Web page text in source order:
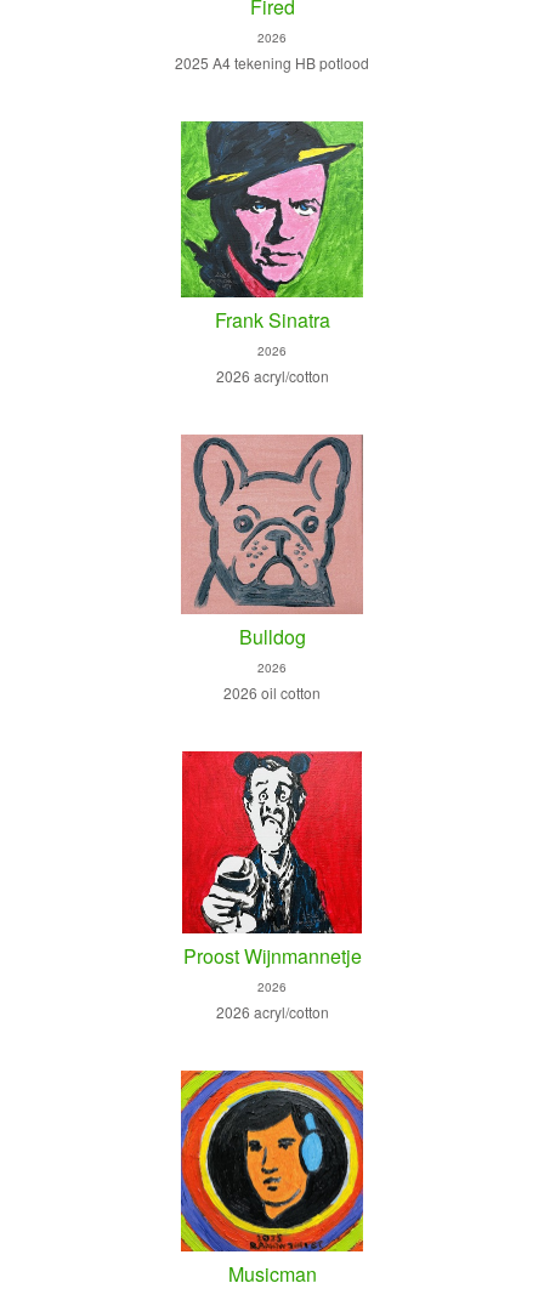
Fired
2026
2025 A4 tekening HB potlood
Frank Sinatra
2026
2026 acryl/cotton
Bulldog
2026
2026 oil cotton
Proost Wijnmannetje
2026
2026 acryl/cotton
Musicman